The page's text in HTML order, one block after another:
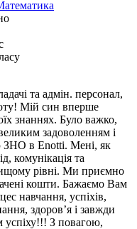
та адмін. персонал,
Мій син вперше
знаннях. Було важко,
задоволенням і
ЗНО в Enotti. Мені, як
комунікація та
рівні. Ми приємно
кошти. Бажаємо Вам
навчання, успіхів,
здоров’я і завжди
З повагою,